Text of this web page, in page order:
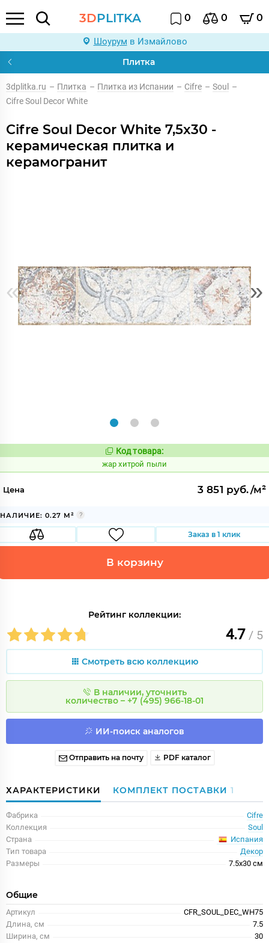
3DPLITKA 0 0 0
Шоурум в Измайлово
Плитка
3dplitka.ru – Плитка – Плитка из Испании – Cifre – Soul
–
Cifre Soul Decor White
Cifre Soul Decor White 7,5x30 -
керамическая плитка и
керамогранит
« »
Код:
373451
Код товара:
жар хитрой пыли
Цена 3 851 руб./м²
НАЛИЧИЕ: 0.27 М²
Заказ в 1 клик
В корзину
Рейтинг коллекции:
4.7 / 5
Смотреть всю коллекцию
В наличии, уточнить
количество – +7 (495) 966-18-01
ИИ-поиск аналогов
Отправить на почту PDF каталог
ХАРАКТЕРИСТИКИ КОМПЛЕКТ ПОСТАВКИ 1
Фабрика
Cifre
Коллекция
Soul
Страна
Испания
Тип товара
Декор
Размеры
7.5x30 см
Общие
Артикул
CFR_SOUL_DEC_WH75
Длина, см
7.5
Ширина, см
30